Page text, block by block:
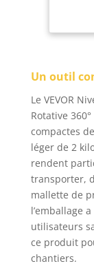
Un outil
Le VEVOR
Rotative
compactes
léger de 2
rendent
transporter,
mallette de
l’emballage
utilisateurs
ce produit
chantiers.